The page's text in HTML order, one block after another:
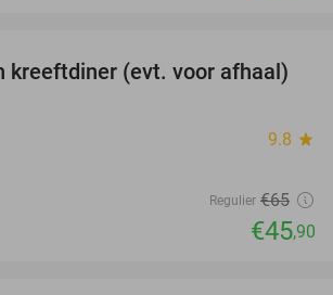
29%
kreeftdiner (evt. voor afhaal)
9.8 star
Regulier €65
€45,90